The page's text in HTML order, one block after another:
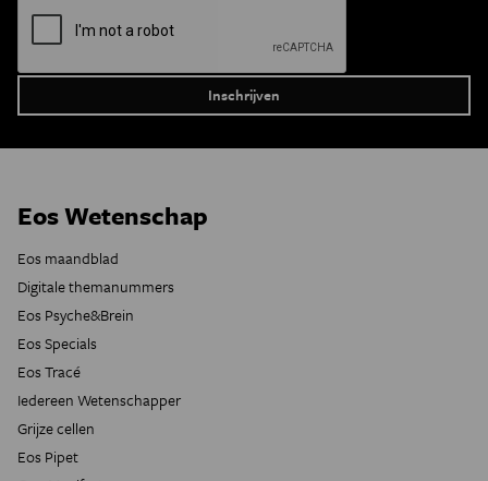
Eos Wetenschap
Eos maandblad
Digitale themanummers
Eos Psyche&Brein
Eos Specials
Eos Tracé
Iedereen Wetenschapper
Grijze cellen
Eos Pipet